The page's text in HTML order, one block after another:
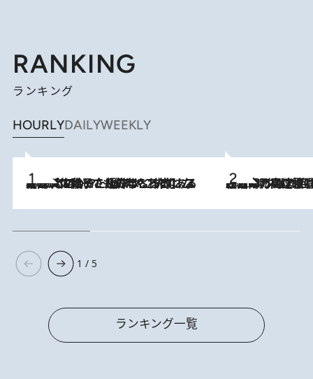
RANKING
ランキング
HOURLYDAILYWEEKLY
2026.8.5
【阿川佐和子さんの年とる力】なぜ70代で始めた趣味は“こんなに楽しい”のか？ ピアノ、俳句…スランプに陥っても続けられる“ある秘訣”とは 2026.8.7
「湘南乃風に憧れて」観客大盛上がりの“タオル回し”に、ラッパー顔負けの高速歌唱まで…さだまさし（74）のアグレッシブすぎる現在地
1 / 5
ランキング一覧